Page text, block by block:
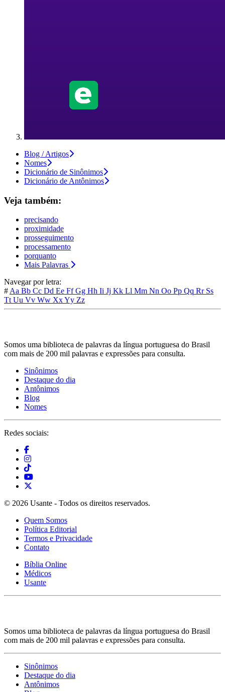
Blog / Artigos
Nomes
Dicionário de Sinônimos
Dicionário de Antônimos
Veja também:
precisando
proximidade
prosseguimento
processamento
porquanto
Mais Palavras
Navegar por letra:
# Aa Bb Cc Dd Ee FfGg Hh Ii Jj Kk Ll Mm Nn Oo Pp Qq Rr Ss
Tt Uu Vv Ww XxYy Zz
Somos uma biblioteca de palavras da língua portuguesa do Brasil
com mais de 200 mil palavras e expressões para consulta.
Sinônimos
Destaque do dia
Antônimos
Blog
Nomes
Redes sociais:
© 2026 Usante - Todos os direitos reservados.
Quem Somos
Política Editorial
Termos e Privacidade
Contato
Bíblia Online
Médicos
Usante
Somos uma biblioteca de palavras da língua portuguesa do Brasil
com mais de 200 mil palavras e expressões para consulta.
Sinônimos
Destaque do dia
Antônimos